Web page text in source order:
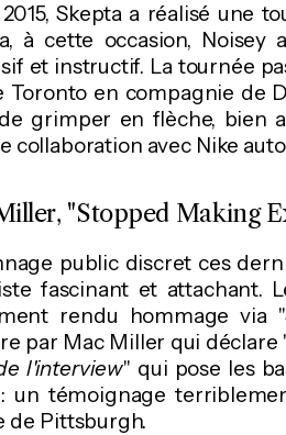
Skepta a réalisé une
à cette occasion,
et instructif. La tournée
Toronto en compagnie de
grimper en flèche, bien
collaboration avec Nike
"Stopped Making
public discret ces
fascinant et attachant.
rendu hommage via
par Mac Miller qui déclare
l'interview" qui pose les
un témoignage
de Pittsburgh.